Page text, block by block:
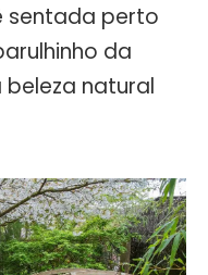
sentada perto
da
natural